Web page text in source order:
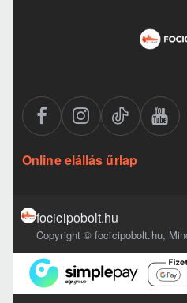
Online elállás űrlap
focicipobolt.hu
Copyright © focicipobolt.hu,